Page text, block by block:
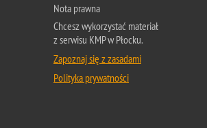
Nota prawna
Chcesz wykorzystać materiał
z serwisu KMP w Płocku.
Zapoznaj się z zasadami
Polityka prywatności